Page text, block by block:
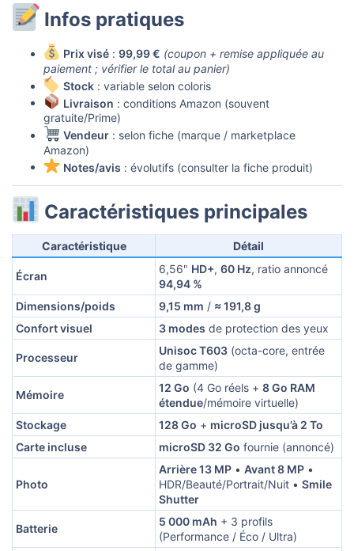
Infos pratiques​
Prix visé: 99,99 € (coupon + remise appliquée au
paiement ; vérifier le total au panier)
Stock: variable selon coloris
Livraison : conditions Amazon (souvent
gratuite/Prime)
Vendeur: selon fiche (marque / marketplace
Amazon)
Notes/avis : évolutifs (consulter la fiche produit)
Caractéristiques principales​
Caractéristique Détail
Écran
6,56" HD+, 60 Hz, ratio annoncé
94,94 %
Dimensions/poids
9,15 mm / ≈ 191,8 g
Confort visuel
3 modes de protection des yeux
Processeur
Unisoc T603 (octa-core, entrée
de gamme)
Mémoire
12 Go (4 Go réels + 8 Go RAM
étendue/mémoire virtuelle)
Stockage
128 Go + microSD jusqu’à 2 To
Carte incluse
microSD 32 Go fournie (annoncé)
Photo
Arrière 13 MP • Avant 8 MP •
HDR/Beauté/Portrait/Nuit • Smile
Shutter
Batterie
5 000 mAh + 3 profils
(Performance / Éco / Ultra)